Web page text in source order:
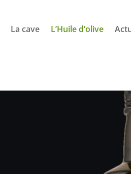
La cave L’Huile d’olive